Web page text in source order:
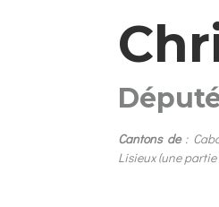
Cantons de :
Lisieux (une